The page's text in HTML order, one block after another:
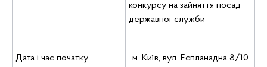
конкурсу на зайняття посад
державної служби
Дата і час початку
м. Київ, вул. Еспланадна 8/10